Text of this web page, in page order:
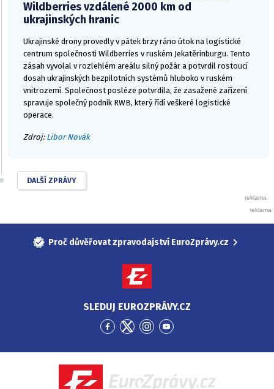
Wildberries vzdálené 2000 km od
ukrajinských hranic
Ukrajinské drony provedly v pátek brzy ráno útok na logistické
centrum společnosti Wildberries v ruském Jekatěrinburgu. Tento
zásah vyvolal v rozlehlém areálu silný požár a potvrdil rostoucí
dosah ukrajinských bezpilotních systémů hluboko v ruském
vnitrozemí. Společnost posléze potvrdila, že zasažené zařízení
spravuje společný podnik RWB, který řídí veškeré logistické
operace.
Zdroj: Libor Novák
DALŠÍ ZPRÁVY
Proč důvěřovat zpravodajství EuroZprávy.cz
SLEDUJ EUROZPRÁVY.CZ
Přejít
Facebook
Přejít
Twitter
Přejít
Instagram
Přejít
YouTube
EuroZprávy.cz